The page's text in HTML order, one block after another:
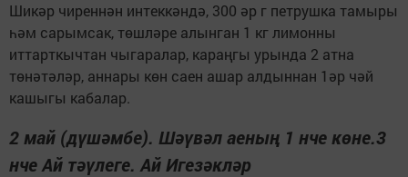
Шикәр чиреннән интеккәндә, 300 әр г петрушка тамыры
һәм сарымсак, төшләре алынган 1 кг лимонны
иттарткычтан чыгаралар, караңгы урында 2 атна
төнәтәләр, аннары көн саен ашар алдыннан 1әр чәй
кашыгы кабалар.
2 май (дүшәмбе). Шәүвәл аеның 1 нче көне.3
нче Ай тәүлеге. Ай Игезәкләр